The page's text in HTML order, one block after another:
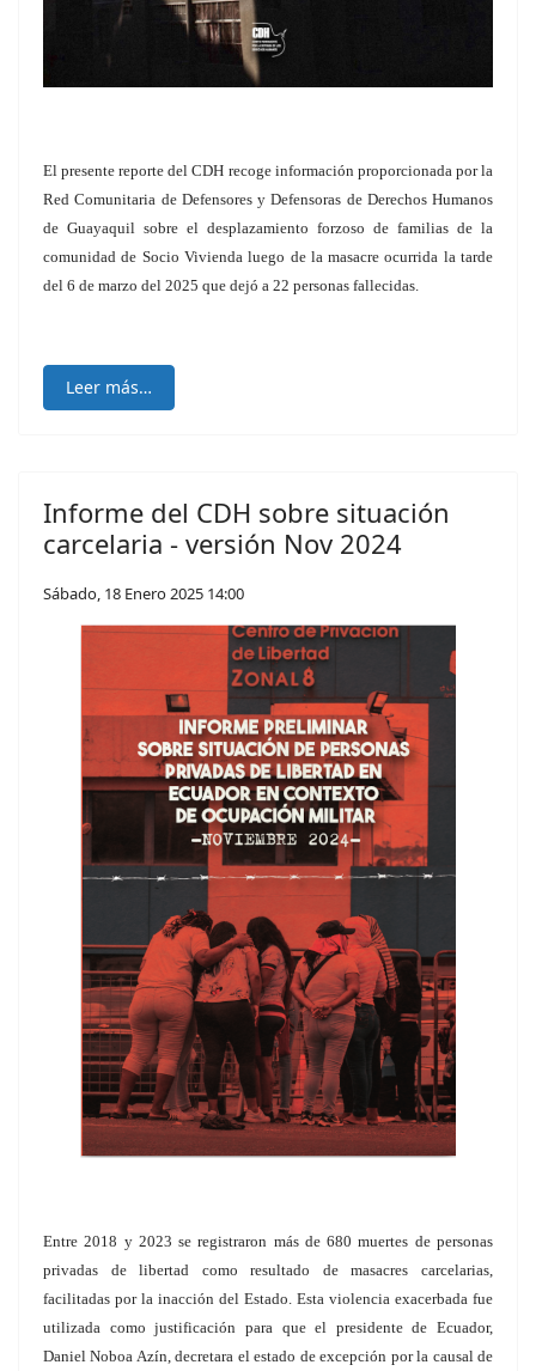
El presente reporte del CDH recoge información proporcionada por la
Red Comunitaria de Defensores y Defensoras de Derechos Humanos
de Guayaquil sobre el desplazamiento forzoso de familias de la
comunidad de Socio Vivienda luego de la masacre ocurrida la tarde
del 6 de marzo del 2025 que dejó a 22 personas fallecidas.
Leer más…
Informe del CDH sobre situación
carcelaria - versión Nov 2024
Sábado, 18 Enero 2025 14:00
Entre 2018 y 2023 se registraron más de 680 muertes de personas
privadas de libertad como resultado de masacres carcelarias,
facilitadas por la inacción del Estado. Esta violencia exacerbada fue
utilizada como justificación para que el presidente de Ecuador,
Daniel Noboa Azín, decretara el estado de excepción por la causal de